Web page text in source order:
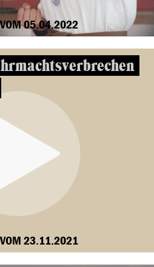
VOM 05.04.2022
VOM 23.11.2021